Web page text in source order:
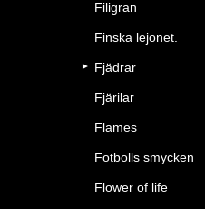
Filigran
Finska lejonet.
Fjädrar
Fjärilar
Flames
Fotbolls smycken
Flower of life